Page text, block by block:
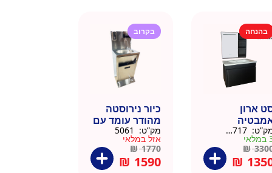
בהנחה
ארון
שחור
סמ
₪
₪
בקרוב
כיור נירוסטה
מהודר עומד עם
פח אשפה
ברצלונה
מק”ט:
אזל במלאי
₪1770
₪ 1590